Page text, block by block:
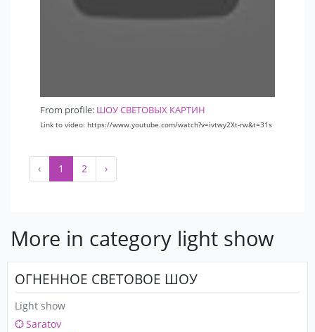
From profile: ШОУ СВЕТОВЫХ КАРТИН
Link to video: https://www.youtube.com/watch?v=ivtwy2Xt-rw&t=31s
‹ 1 2 ›
More in category light show
ОГНЕННОЕ СВЕТОВОЕ ШОУ
Light show
Saratov